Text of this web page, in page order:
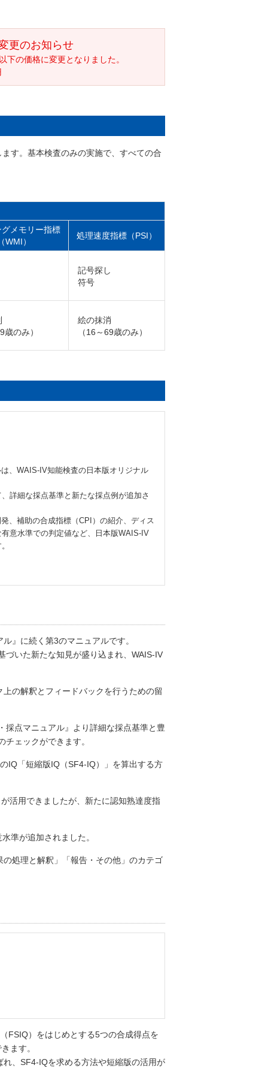
更のお知らせ
の価格に変更となりました。
す。基本検査のみの実施で、すべての合
メモリー指標
WMI）
処理速度指標（PSI）
記号探し
符号
のみ）
絵の抹消
（16～69歳のみ）
、WAIS-IV知能検査の日本版オリジナル
詳細な採点基準と新たな採点例が追加さ
、補助の合成指標（CPI）の紹介、ディス
意水準での判定値など、日本版WAIS-IV
』に続く第3のマニュアルです。
づいた新たな知見が盛り込まれ、WAIS-IV
の解釈とフィードバックを行うための留
採点マニュアル』より詳細な採点基準と豊
ェックができます。
IQ「短縮版IQ（SF4-IQ）」を算出する方
活用できましたが、新たに認知熟達度指
準が追加されました。
処理と解釈」「報告・その他」のカテゴ
）をはじめとする5つの合成得点を
ます。
、SF4-IQを求める方法や短縮版の活用が